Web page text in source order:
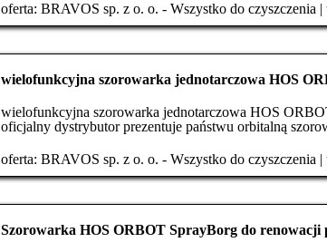
oferta: BRAVOS sp. z o. o. - Wszystko do czyszczenia |
wielofunkcyjna szorowarka jednotarczowa HOS
wielofunkcyjna szorowarka jednotarczowa HOS
oficjalny dystrybutor prezentuje państwu orbitalną
oferta: BRAVOS sp. z o. o. - Wszystko do czyszczenia |
Szorowarka HOS ORBOT SprayBorg do renowacji